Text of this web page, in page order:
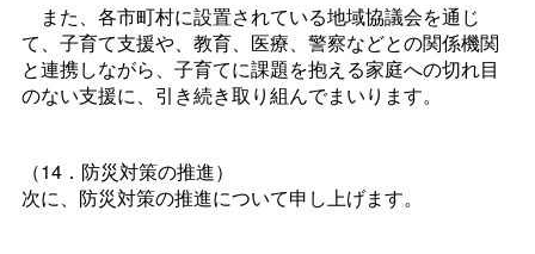
また、各市町村に設置されている地域協議会を通じ
て、子育て支援や、教育、医療、警察などとの関係機関
と連携しながら、子育てに課題を抱える家庭への切れ目
のない支援に、引き続き取り組んでまいります。
（14．防災対策の推進）
次に、防災対策の推進について申し上げます。